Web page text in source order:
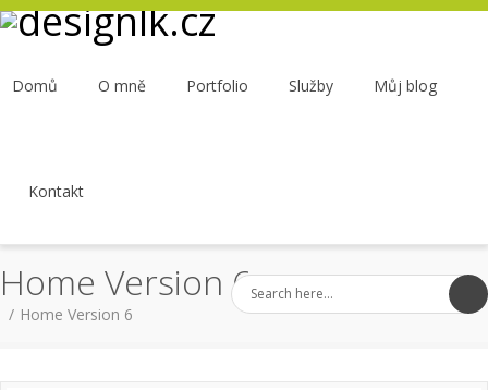
Domů O mně Portfolio Služby Můj blog
Kontakt
Home Version 6
Home Version 6